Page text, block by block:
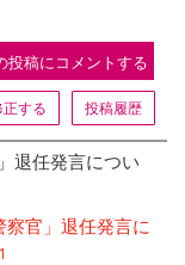
投稿にコメントする
正する 投稿履歴
退任発言につい
察官」退任発言に